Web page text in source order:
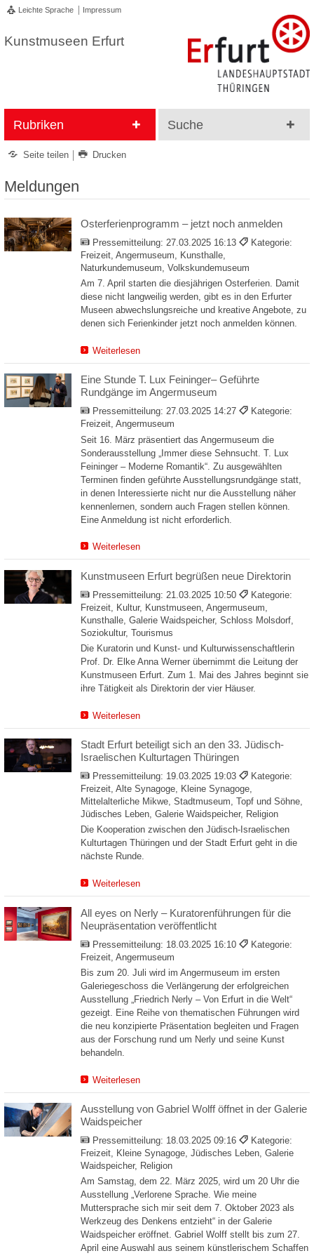
Leichte Sprache Impressum
Kunstmuseen Erfurt
Rubriken Suche
Seite teilen Drucken
Meldungen
Osterferienprogramm – jetzt noch anmelden
Pressemitteilung: 27.03.2025 16:13
Kategorie:
Freizeit, Angermuseum, Kunsthalle,
Naturkundemuseum, Volkskundemuseum
Am 7. April starten die diesjährigen Osterferien. Damit
diese nicht langweilig werden, gibt es in den Erfurter
Museen abwechslungsreiche und kreative Angebote, zu
denen sich Ferienkinder jetzt noch anmelden können.
Weiterlesen
Eine Stunde T. Lux Feininger– Geführte
Rundgänge im Angermuseum
Pressemitteilung: 27.03.2025 14:27
Kategorie:
Freizeit, Angermuseum
Seit 16. März präsentiert das Angermuseum die
Sonderausstellung „Immer diese Sehnsucht. T. Lux
Feininger – Moderne Romantik“. Zu ausgewählten
Terminen finden geführte Ausstellungsrundgänge statt,
in denen Interessierte nicht nur die Ausstellung näher
kennenlernen, sondern auch Fragen stellen können.
Eine Anmeldung ist nicht erforderlich.
Weiterlesen
Kunstmuseen Erfurt begrüßen neue Direktorin
Pressemitteilung: 21.03.2025 10:50
Kategorie:
Freizeit, Kultur, Kunstmuseen, Angermuseum,
Kunsthalle, Galerie Waidspeicher, Schloss Molsdorf,
Soziokultur, Tourismus
Die Kuratorin und Kunst- und Kulturwissenschaftlerin
Prof. Dr. Elke Anna Werner übernimmt die Leitung der
Kunstmuseen Erfurt. Zum 1. Mai des Jahres beginnt sie
ihre Tätigkeit als Direktorin der vier Häuser.
Weiterlesen
Stadt Erfurt beteiligt sich an den 33. Jüdisch-
Israelischen Kulturtagen Thüringen
Pressemitteilung: 19.03.2025 19:03
Kategorie:
Freizeit, Alte Synagoge, Kleine Synagoge,
Mittelalterliche Mikwe, Stadtmuseum, Topf und Söhne,
Jüdisches Leben, Galerie Waidspeicher, Religion
Die Kooperation zwischen den Jüdisch-Israelischen
Kulturtagen Thüringen und der Stadt Erfurt geht in die
nächste Runde.
Weiterlesen
All eyes on Nerly – Kuratorenführungen für die
Neupräsentation veröffentlicht
Pressemitteilung: 18.03.2025 16:10
Kategorie:
Freizeit, Angermuseum
Bis zum 20. Juli wird im Angermuseum im ersten
Galeriegeschoss die Verlängerung der erfolgreichen
Ausstellung „Friedrich Nerly – Von Erfurt in die Welt“
gezeigt. Eine Reihe von thematischen Führungen wird
die neu konzipierte Präsentation begleiten und Fragen
aus der Forschung rund um Nerly und seine Kunst
behandeln.
Weiterlesen
Ausstellung von Gabriel Wolff öffnet in der Galerie
Waidspeicher
Pressemitteilung: 18.03.2025 09:16
Kategorie:
Freizeit, Kleine Synagoge, Jüdisches Leben, Galerie
Waidspeicher, Religion
Am Samstag, dem 22. März 2025, wird um 20 Uhr die
Ausstellung „Verlorene Sprache. Wie meine
Muttersprache sich mir seit dem 7. Oktober 2023 als
Werkzeug des Denkens entzieht“ in der Galerie
Waidspeicher eröffnet. Gabriel Wolff stellt bis zum 27.
April eine Auswahl aus seinem künstlerischem Schaffen